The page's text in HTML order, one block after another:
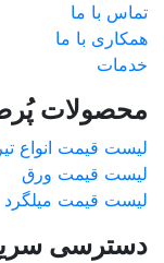
تماس با ما
همکاری با ما
خدمات
محصولات
لیست قیمت انواع
لیست قیمت ورق
لیست قیمت میلگرد
دسترسی